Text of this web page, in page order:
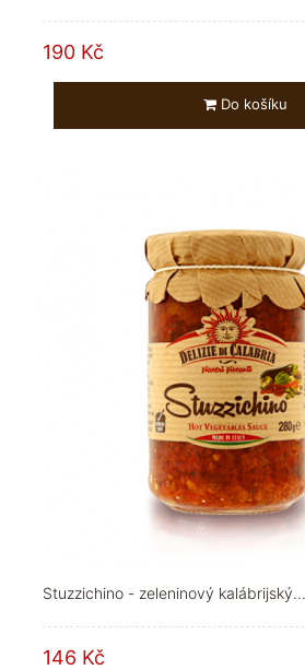
190 Kč
Do košíku
Stuzzichino - zeleninový kalábrijský...
146 Kč